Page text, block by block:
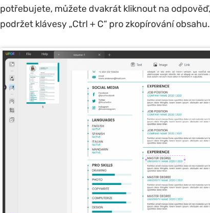
potřebujete, můžete dvakrát kliknout na
podržet klávesy „Ctrl + C“ pro zkopírování obsahu.